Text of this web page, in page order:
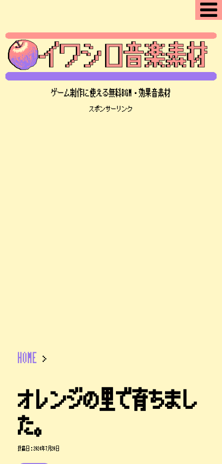
ゲーム制作に使える無料BGM・効果音素材
スポンサーリンク
HOME >
オレンジの里で育ちまし
た。
投稿日： 2024年7月20日